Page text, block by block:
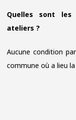
Quelles sont
ateliers ?
Aucune condition
commune où a lieu